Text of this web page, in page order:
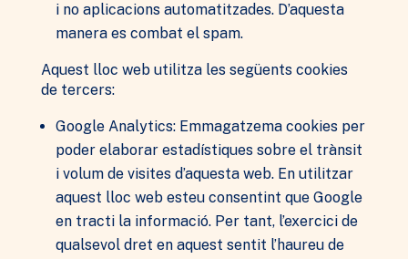
i no aplicacions automatitzades. D’aquesta
manera es combat el spam.
Aquest lloc web utilitza les següents cookies
de tercers:
Google Analytics: Emmagatzema cookies per
poder elaborar estadístiques sobre el trànsit
i volum de visites d’aquesta web. En utilitzar
aquest lloc web esteu consentint que Google
en tracti la informació. Per tant, l’exercici de
qualsevol dret en aquest sentit l’haureu de
Estadístiques
Per tal que
funcionalitat i
l'estructura del
funció de com
s'utilitza el lloc
web.
Experiència
Per tal que el